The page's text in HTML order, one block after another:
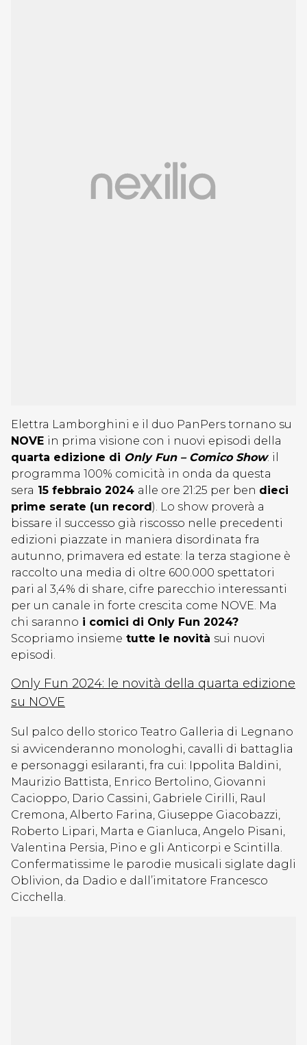
Elettra Lamborghini e il duo PanPers tornano su
NOVE in prima visione con i nuovi episodi della
quarta edizione di Only Fun – Comico Show: il
programma 100% comicità in onda da questa
sera 15 febbraio 2024 alle ore 21:25 per ben dieci
prime serate (un record). Lo show proverà a
bissare il successo già riscosso nelle precedenti
edizioni piazzate in maniera disordinata fra
autunno, primavera ed estate: la terza stagione è
raccolto una media di oltre 600.000 spettatori
pari al 3,4% di share, cifre parecchio interessanti
per un canale in forte crescita come NOVE. Ma
chi saranno i comici di Only Fun 2024?
Scopriamo insieme tutte le novità sui nuovi
episodi.
Only Fun 2024: le novità della quarta edizione
su NOVE
Sul palco dello storico Teatro Galleria di Legnano
si avvicenderanno monologhi, cavalli di battaglia
e personaggi esilaranti, fra cui: Ippolita Baldini,
Maurizio Battista, Enrico Bertolino, Giovanni
Cacioppo, Dario Cassini, Gabriele Cirilli, Raul
Cremona, Alberto Farina, Giuseppe Giacobazzi,
Roberto Lipari, Marta e Gianluca, Angelo Pisani,
Valentina Persia, Pino e gli Anticorpi e Scintilla.
Confermatissime le parodie musicali siglate dagli
Oblivion, da Dadio e dall’imitatore Francesco
Cicchella.